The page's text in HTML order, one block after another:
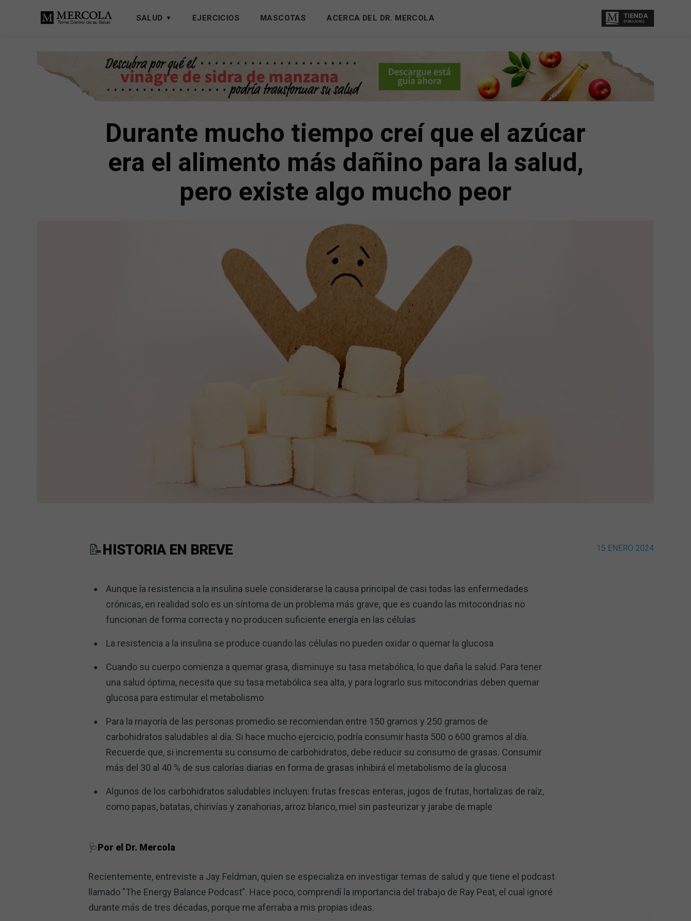
SALUD EJERCICIOS MASCOTAS ACERCA DEL DR. MERCOLA TIENDA
(PUBLICIDAD)
Durante mucho tiempo creí que el azúcar
era el alimento más dañino para la salud,
pero existe algo mucho peor
15 ENERO 2024
📝HISTORIA EN BREVE
Aunque la resistencia a la insulina suele considerarse la causa principal de casi todas las enfermedades
crónicas, en realidad solo es un síntoma de un problema más grave, que es cuando las mitocondrias no
funcionan de forma correcta y no producen suficiente energía en las células
La resistencia a la insulina se produce cuando las células no pueden oxidar o quemar la glucosa
Cuando su cuerpo comienza a quemar grasa, disminuye su tasa metabólica, lo que daña la salud. Para tener
una salud óptima, necesita que su tasa metabólica sea alta, y para lograrlo sus mitocondrias deben quemar
glucosa para estimular el metabolismo
Para la mayoría de las personas promedio se recomiendan entre 150 gramos y 250 gramos de
carbohidratos saludables al día. Si hace mucho ejercicio, podría consumir hasta 500 o 600 gramos al día.
Recuerde que, si incrementa su consumo de carbohidratos, debe reducir su consumo de grasas. Consumir
más del 30 al 40 % de sus calorías diarias en forma de grasas inhibirá el metabolismo de la glucosa
Algunos de los carbohidratos saludables incluyen: frutas frescas enteras, jugos de frutas, hortalizas de raíz,
como papas, batatas, chirivías y zanahorias, arroz blanco, miel sin pasteurizar y jarabe de maple
🩺Por el Dr. Mercola
Recientemente, entreviste a Jay Feldman, quien se especializa en investigar temas de salud y que tiene el podcast
llamado "The Energy Balance Podcast". Hace poco, comprendí la importancia del trabajo de Ray Peat, el cual ignoré
durante más de tres décadas, porque me aferraba a mis propias ideas.